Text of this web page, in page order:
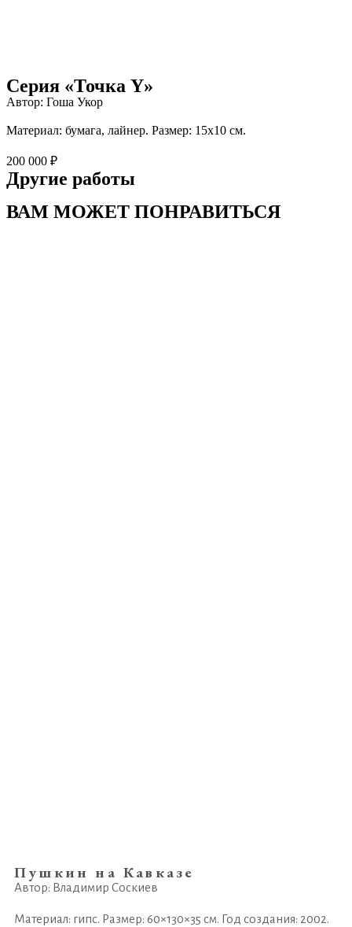
Серия «Точка Y»
Автор: Гоша Укор
Материал: бумага, лайнер. Размер: 15х10 см.
200 000 ₽
Другие работы
ВАМ МОЖЕТ ПОНРАВИТЬСЯ
Пушкин на Кавказе
Автор: Владимир Соскиев
Материал: гипс. Размер: 60×130×35 см. Год создания: 2002.